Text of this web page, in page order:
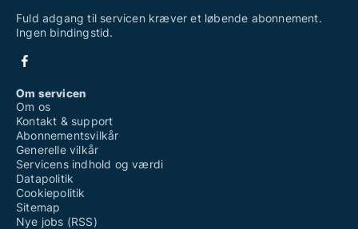
Fuld adgang til servicen kræver et løbende abonnement.
Ingen bindingstid.
Om servicen
Om os
Kontakt & support
Abonnementsvilkår
Generelle vilkår
Servicens indhold og værdi
Datapolitik
Cookiepolitik
Sitemap
Nye jobs (RSS)